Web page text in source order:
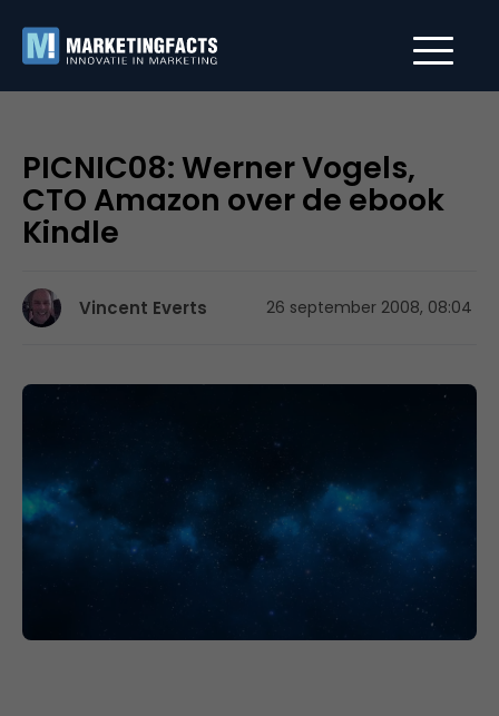
PICNIC08: Werner Vogels,
CTO Amazon over de ebook
Kindle
Vincent Everts 26 september 2008, 08:04